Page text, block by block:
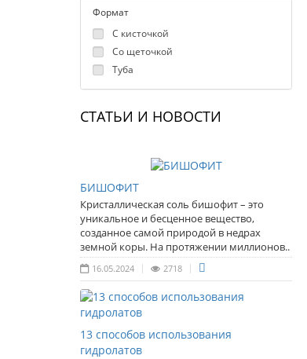
Формат
С кисточкой
Со щеточкой
Туба
СТАТЬИ И НОВОСТИ
БИШОФИТ
Кристаллическая соль бишофит – это
уникальное и бесценное вещество,
созданное самой природой в недрах
земной коры. На протяжении миллионов..
16.05.2024 2718
13 способов использования
гидролатов